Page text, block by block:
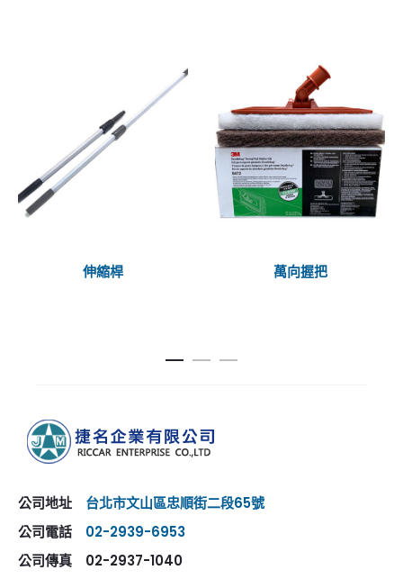
伸縮桿 萬向握把
公司地址 台北市文山區忠順街二段65號
公司電話 02-2939-6953
公司傳真 02-2937-1040